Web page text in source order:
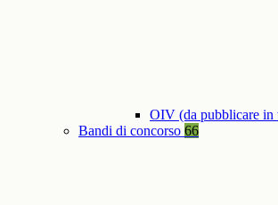
OIV (da pubblicare in
Bandi di concorso 66